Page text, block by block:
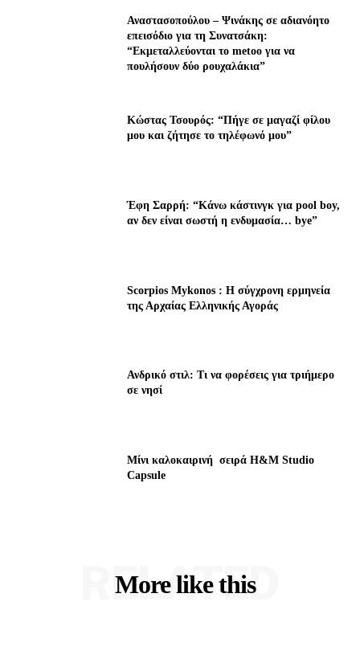
Αναστασοπούλου – Ψινάκης σε αδιανόητο
επεισόδιο για τη Συνατσάκη:
“Εκμεταλλεύονται το metoo για να
πουλήσουν δύο ρουχαλάκια”
Κώστας Τσουρός: “Πήγε σε μαγαζί φίλου
μου και ζήτησε το τηλέφωνό μου”
Έφη Σαρρή: “Κάνω κάστινγκ για pool boy,
αν δεν είναι σωστή η ενδυμασία… bye”
Scorpios Mykonos : Η σύγχρονη ερμηνεία
της Αρχαίας Ελληνικής Αγοράς
Ανδρικό στιλ: Τι να φορέσεις για τριήμερο
σε νησί
Μίνι καλοκαιρινή σειρά H&M Studio
Capsule
More like this
RELATED